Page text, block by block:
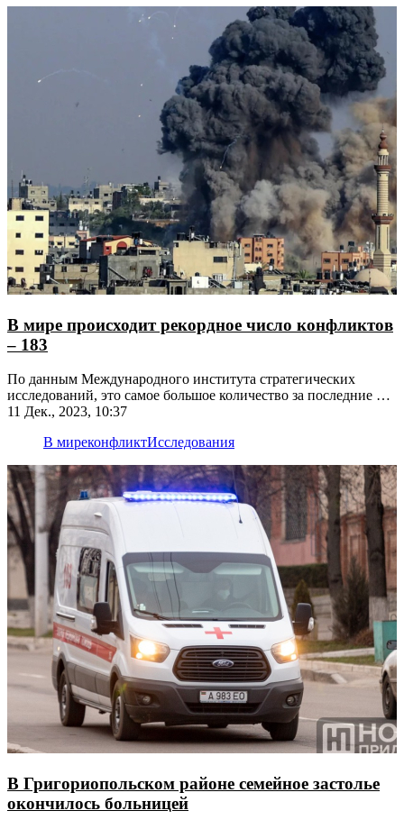
В мире происходит рекордное число конфликтов
– 183
По данным Международного института стратегических
исследований, это самое большое количество за последние 30
лет
11 Дек., 2023, 10:37
В миреконфликтИсследования
В Григориопольском районе семейное застолье
окончилось больницей